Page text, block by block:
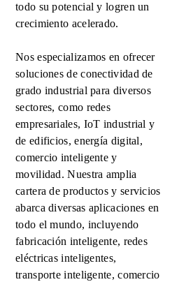
todo su potencial y logren un
crecimiento acelerado.
Nos especializamos en ofrecer
soluciones de conectividad de
grado industrial para diversos
sectores, como redes
empresariales, IoT industrial y
de edificios, energía digital,
comercio inteligente y
movilidad. Nuestra amplia
cartera de productos y servicios
abarca diversas aplicaciones en
todo el mundo, incluyendo
fabricación inteligente, redes
eléctricas inteligentes,
transporte inteligente, comercio